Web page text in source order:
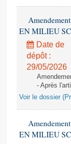
EN MILIEU
Date de
dépôt :
29/05/2026
- Après
Voir le dossier
EN MILIEU